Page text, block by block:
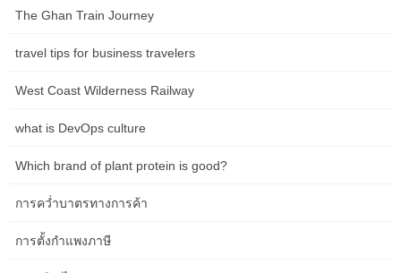
คลังพบกันในวันศุกร์ที่ 6 พฤษภาคม 2559 ในเมืองราบัต โดยมีนาย
ประเทศของญี่ปุ่น (JICA) ซึ่งอยู่ระหว่างการเยือนโมร็อกโก ในการ
และประธานาธิบดีแห่งสาธารณรัฐจีน ฯพณฯ สี จิ้นผิง นายโมฮัมเหม็ด
หูเฉิง รัฐมนตรีว่าการกระทรวงพาณิชย์ของจีน ลงนามเมื่อวันพุธที่ 11
การแต่งตั้งใหม่ประจำราชอาณาจักรโมร็อกโก​ ในระหว่างการประชุม
ครั้งนี้ รัฐมนตรีและเอกอัครราชทูต … นาย Mohammed BOUSSAID
19 กรกฎาคม 2016 ในเมืองคาซาบลังกาว่าการจดทะเบียน ” MARSA-
The Ghan Train Journey
travel tips for business travelers
West Coast Wilderness Railway
what is DevOps culture
Which brand of plant protein is good?
การคว่ำบาตรทางการค้า
การตั้งกำแพงภาษี